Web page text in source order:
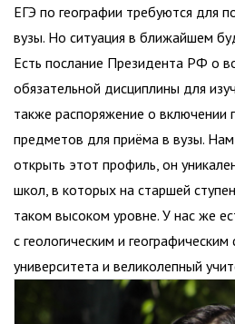
ЕГЭ по географии требуются для
вузы. Но ситуация в ближайшем
Есть послание Президента РФ о
обязательной дисциплины для
также распоряжение о включении
предметов для приёма в вузы.
открыть этот профиль, он
школ, в которых на старшей
таком высоком уровне. У нас же
с геологическим и
университета и великолепный